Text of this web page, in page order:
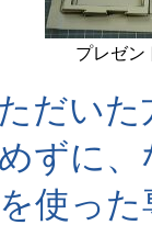
プレゼン
だいた
ずに
使っ